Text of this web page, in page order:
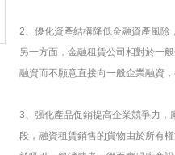
2、優化資產結構降低金融資產風
另一方面，金融租賃公司相對於一
融資而不願意直接向一般企業融資
3、强化產品促銷提高企業競爭力
段，融資租賃銷售的貨物由於所有